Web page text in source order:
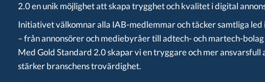
2.0 en unik möjlighet att skapa trygghet och kvalitet i digital
Initiativet välkomnar alla IAB-medlemmar och täcker samtliga
– från annonsörer och mediebyråer till adtech- och martech-
Med Gold Standard 2.0 skapar vi en tryggare och mer ansvarsfull
stärker branschens trovärdighet.